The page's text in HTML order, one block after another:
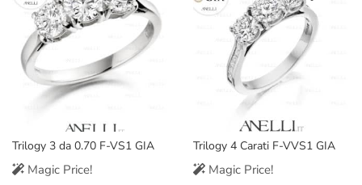
€22.000,00.
€17.900,00.
€22.000,00.
€17.870,00.
Trilogy 3 da 0.70 F-VS1 GIA
Magic Price!
Trilogy 4 Carati F-VVS1 GIA
Magic Price!